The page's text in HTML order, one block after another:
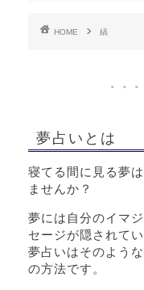
HOME 縞
夢占いとは
寝てる間に見る夢
ませんか？
夢には自分のイマ
セージが隠されて
夢占いはそのよう
の方法です。